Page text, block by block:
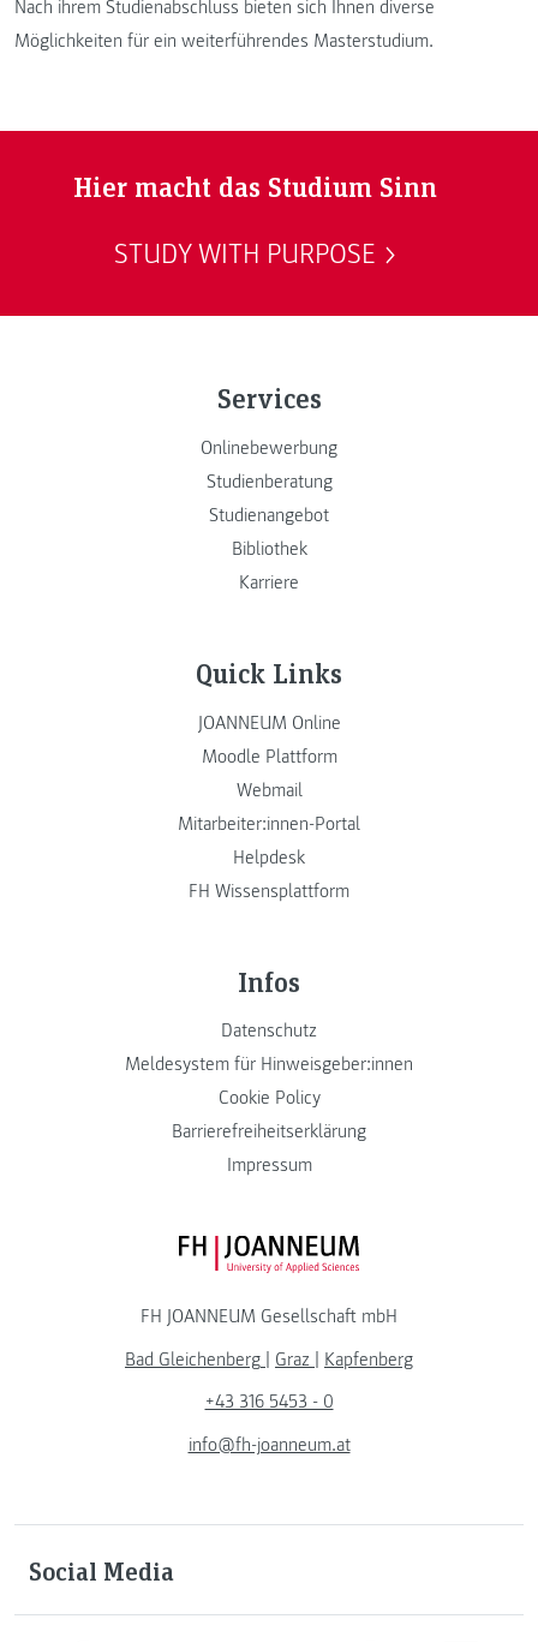
Nach ihrem Studienabschluss bieten sich Ihnen diverse
Möglichkeiten für ein weiterführendes Masterstudium.
Hier macht das Studium Sinn
STUDY WITH PURPOSE
Services
Onlinebewerbung
Studienberatung
Studienangebot
Bibliothek
Karriere
Quick Links
JOANNEUM Online
Moodle Plattform
Webmail
Mitarbeiter:innen-Portal
Helpdesk
FH Wissensplattform
Infos
Datenschutz
Meldesystem für Hinweisgeber:innen
Cookie Policy
Barrierefreiheitserklärung
Impressum
FH JOANNEUM Logo
FH JOANNEUM Gesellschaft mbH
Bad Gleichenberg | Graz | Kapfenberg
+43 316 5453 - 0
info@fh-joanneum.at
Social Media